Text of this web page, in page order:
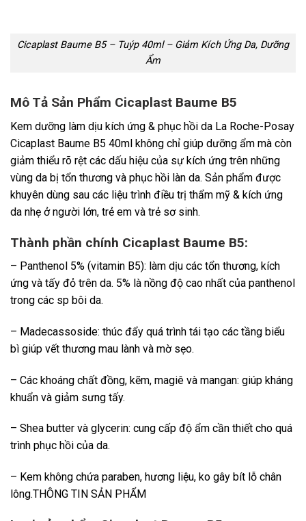
Cicaplast Baume B5 – Tuýp 40ml – Giảm Kích Ứng Da, Dưỡng
Ẩm
Mô Tả Sản Phẩm Cicaplast Baume B5
Kem dưỡng làm dịu kích ứng & phục hồi da La Roche-Posay
Cicaplast Baume B5 40ml không chỉ giúp dưỡng ẩm mà còn
giảm thiểu rõ rệt các dấu hiệu của sự kích ứng trên những
vùng da bị tổn thương và phục hồi làn da. Sản phẩm được
khuyên dùng sau các liệu trình điều trị thẩm mỹ & kích ứng
da nhẹ ở người lớn, trẻ em và trẻ sơ sinh.
Thành phần chính Cicaplast Baume B5:
– Panthenol 5% (vitamin B5): làm dịu các tổn thương, kích
ứng và tấy đỏ trên da. 5% là nồng độ cao nhất của panthenol
trong các sp bôi da.
– Madecassoside: thúc đẩy quá trình tái tạo các tầng biểu
bì giúp vết thương mau lành và mờ sẹo.
– Các khoáng chất đồng, kẽm, magiê và mangan: giúp kháng
khuẩn và giảm sưng tấy.
– Shea butter và glycerin: cung cấp độ ẩm cần thiết cho quá
trình phục hồi của da.
– Kem không chứa paraben, hương liệu, ko gây bít lỗ chân
lông.THÔNG TIN SẢN PHẨM